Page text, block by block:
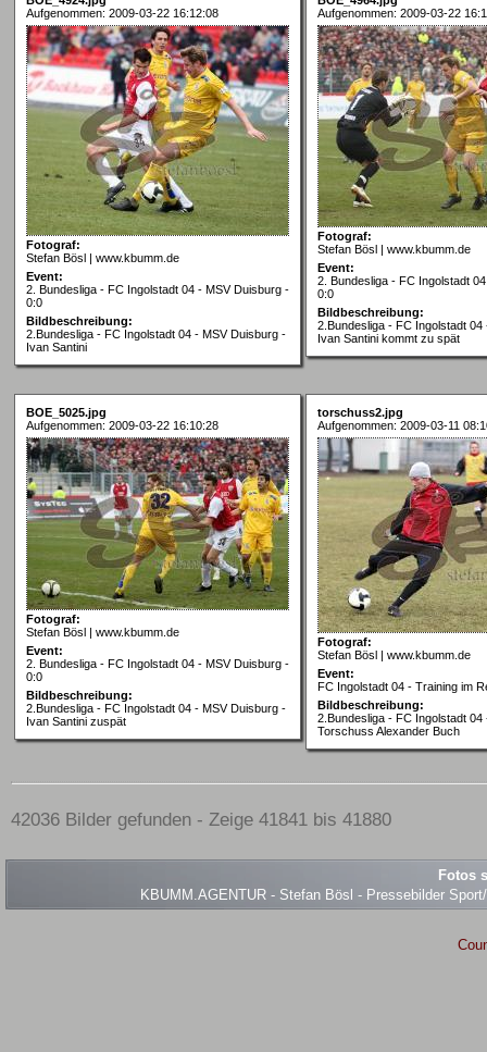
Aufgenommen: 2009-03-22 16:12:08
Fotograf:
Stefan Bösl | www.kbumm.de
Event:
2. Bundesliga - FC Ingolstadt 04 - MSV Duisburg -
0:0
Bildbeschreibung:
2.Bundesliga - FC Ingolstadt 04 - MSV Duisburg -
Ivan Santini
Aufgenommen: 2009-03-22
Fotograf:
Stefan Bösl | www.kbumm.de
Event:
2. Bundesliga - FC Ingolstadt
0:0
Bildbeschreibung:
2.Bundesliga - FC Ingolstadt
Ivan Santini kommt zu spät
BOE_5025.jpg
Aufgenommen: 2009-03-22 16:10:28
Fotograf:
Stefan Bösl | www.kbumm.de
Event:
2. Bundesliga - FC Ingolstadt 04 - MSV Duisburg -
0:0
Bildbeschreibung:
2.Bundesliga - FC Ingolstadt 04 - MSV Duisburg -
Ivan Santini zuspät
torschuss2.jpg
Aufgenommen: 2009-03-11
Fotograf:
Stefan Bösl | www.kbumm.de
Event:
FC Ingolstadt 04 - Training im
Bildbeschreibung:
2.Bundesliga - FC Ingolstadt 04
Torschuss Alexander Buch
42036 Bilder gefunden - Zeige 41841 bis 41880
Fotos
KBUMM.AGENTUR - Stefan Bösl - Pressebilder